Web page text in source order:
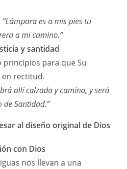
“Lámpara es a mis pies tu
a mi camino.”
y santidad
principios para que Su
rectitud.
allí calzada y camino, y será
Santidad.”
al diseño original de Dios
con Dios
nos llevan a una